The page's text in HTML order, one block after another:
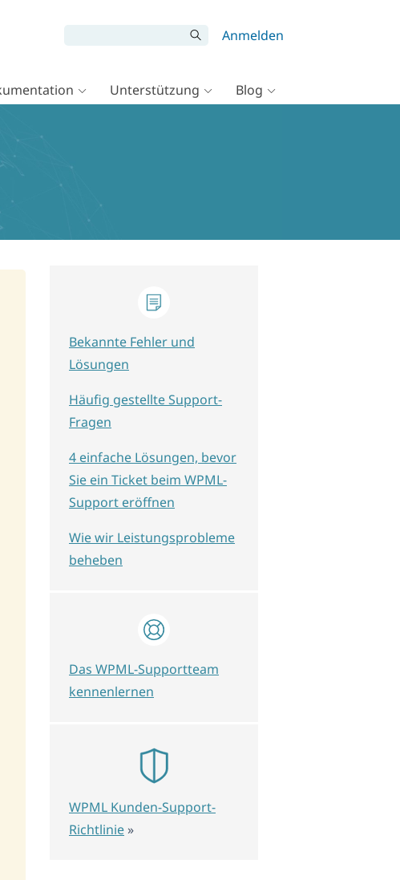
Anmelden
Unterstützung Blog
xpath>
builder__desc"]</xpath>
Bekannte Fehler und
Lösungen
Häufig gestellte Support-
Fragen
4 einfache Lösungen, bevor
Sie ein Ticket beim WPML-
Support eröffnen
Wie wir Leistungsprobleme
beheben
Das WPML-Supportteam
kennenlernen
WPML Kunden-Support-
Richtlinie »